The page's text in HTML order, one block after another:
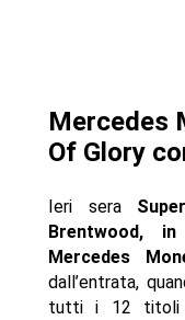
Mercedes
Of Glory
Ieri sera
Brentwood,
Mercedes
dall’entrata,
tutti i 12 titoli